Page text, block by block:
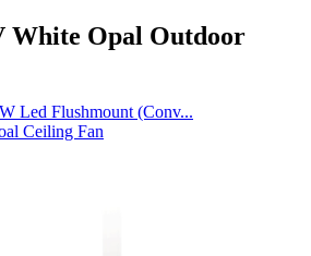
White Opal Outdoor
Led Flushmount (Conv...
Ceiling Fan